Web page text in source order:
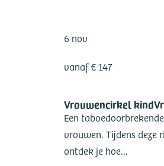
6 nov
vanaf € 147
Vrouwencirkel
Een
vrouwen. Tijdens deze
ontdek je hoe...